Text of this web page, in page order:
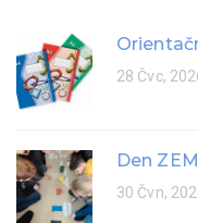
28 Čvc,
Den
30 Čvn,